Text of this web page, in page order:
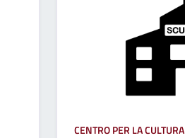
CENTRO PER LA CULTURA